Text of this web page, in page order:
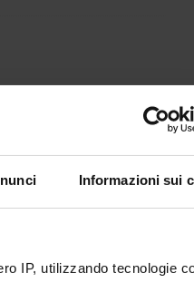
Informazioni sui
IP, utilizzando tecnologie